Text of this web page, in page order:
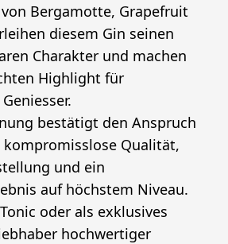
Bergamotte, Grapefruit
diesem Gin seinen
Charakter und machen
Highlight für
bestätigt den Anspruch
kompromisslose Qualität,
und ein
auf höchstem Niveau.
oder als exklusives
hochwertiger